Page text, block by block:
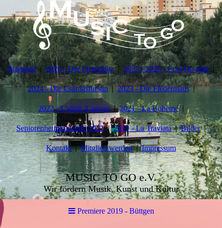
Startseite 2026 - Der Freischütz 2025 / 2026 - Così fan tutte
2024 - Die Csárdásfürstin 2023 - Die Fledermaus
2022 - L’elisir d’amore 2021 - La Bohème
Seniorenheimkonzerte 2021 2019 - La Traviata Bilder
Kontakt Mitglied werden Impressum
MUSIC TO GO e.V.
Wir fördern Musik, Kunst und Kultur
Premiere 2019 - Büttgen